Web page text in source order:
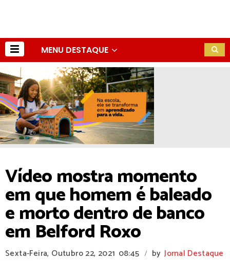
MENU DESTAQUE
Vídeo mostra momento
em que homem é baleado
e morto dentro de banco
em Belford Roxo
Sexta-Feira, Outubro 22, 2021 08:45 / by Jornal Destaque